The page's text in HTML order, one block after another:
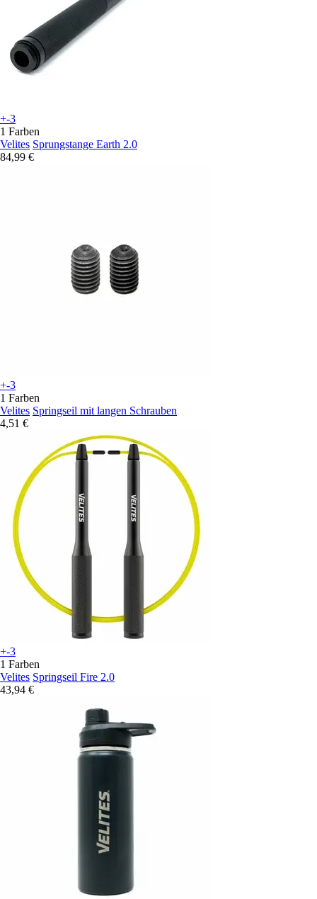
+-3
1 Farben
Velites Sprungstange Earth 2.0
84,99 €
+-3
1 Farben
Velites Springseil mit langen Schrauben
4,51 €
+-3
1 Farben
Velites Springseil Fire 2.0
43,94 €